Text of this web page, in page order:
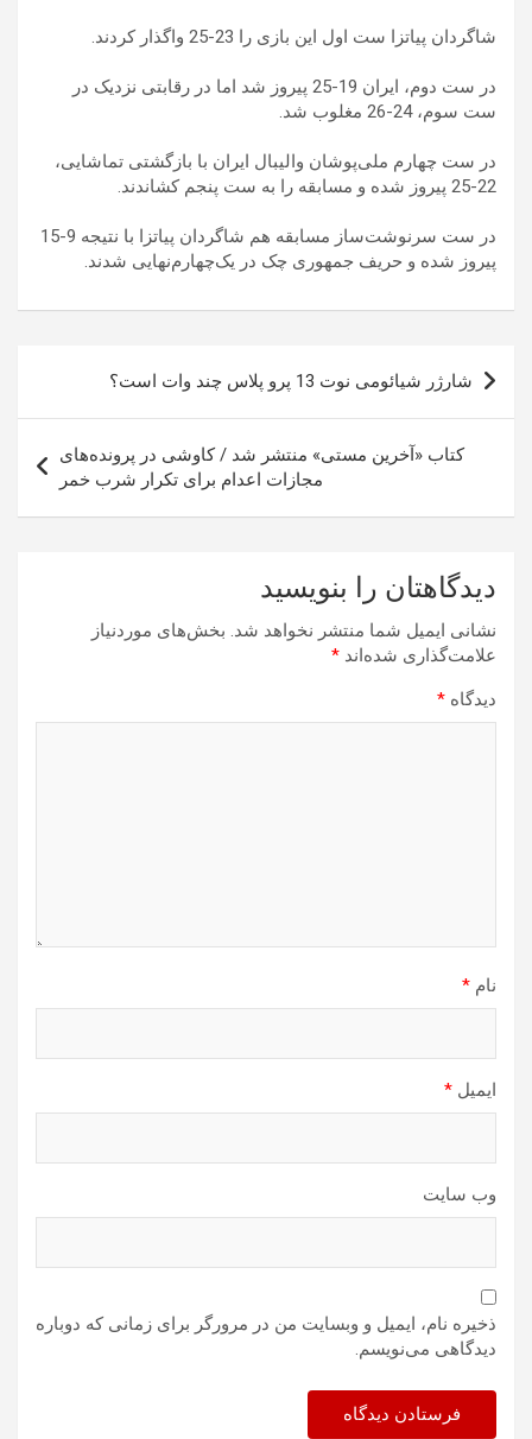
شاگردان پیاتزا ست اول این بازی را 23-25 واگذار کردند.
در ست دوم، ایران 19-25 پیروز شد اما در رقابتی نزدیک در
ست سوم، 24-26 مغلوب شد.
در ست چهارم ملی‌پوشان والیبال ایران با بازگشتی تماشایی،
22-25 پیروز شده و مسابقه را به ست پنجم کشاندند.
در ست سرنوشت‌ساز مسابقه هم شاگردان پیاتزا با نتیجه 9-15
پیروز شده و حریف جمهوری چک در یک‌چهارم‌نهایی شدند.
راهبری
نوشته
شارژر شیائومی نوت 13 پرو پلاس چند وات است؟
کتاب «آخرین مستی» منتشر شد / کاوشی در پرونده‌های
مجازات اعدام برای تکرار شرب خمر
دیدگاهتان را بنویسید
نشانی ایمیل شما منتشر نخواهد شد. بخش‌های موردنیاز
علامت‌گذاری شده‌اند *
دیدگاه *
نام *
ایمیل *
وب‌ سایت
ذخیره نام، ایمیل و وبسایت من در مرورگر برای زمانی که دوباره
دیدگاهی می‌نویسم.